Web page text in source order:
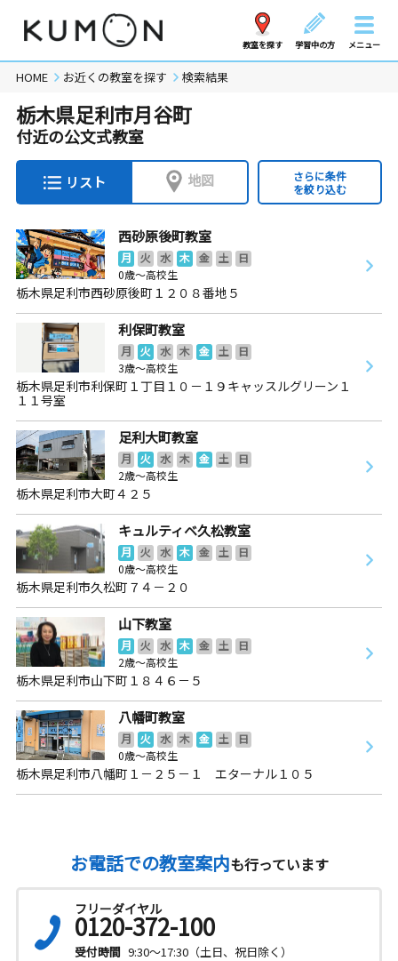
教室を探す 学習中の方 メニュー
HOME お近くの教室を探す 検索結果
栃木県足利市月谷町
付近の公文式教室
リスト 地図
さらに条件
を絞り込む
西砂原後町教室
月 火 水 木 金 土
日
0歳～高校生
栃木県足利市西砂原後町１２０８番地５
利保町教室
月 火 水 木 金 土
日
3歳～高校生
栃木県足利市利保町１丁目１０－１９キャッスルグリーン１
１１号室
足利大町教室
月 火 水 木 金 土
日
2歳～高校生
栃木県足利市大町４２５
キュルティベ久松教室
月 火 水 木 金 土
日
0歳～高校生
栃木県足利市久松町７４－２０
山下教室
月 火 水 木 金 土
日
2歳～高校生
栃木県足利市山下町１８４６－５
八幡町教室
月 火 水 木 金 土
日
0歳～高校生
栃木県足利市八幡町１－２５－１ エターナル１０５
お電話での教室案内も行っています
フリーダイヤル
0120-372-100
受付時間 9:30～17:30（土日、祝日除く）